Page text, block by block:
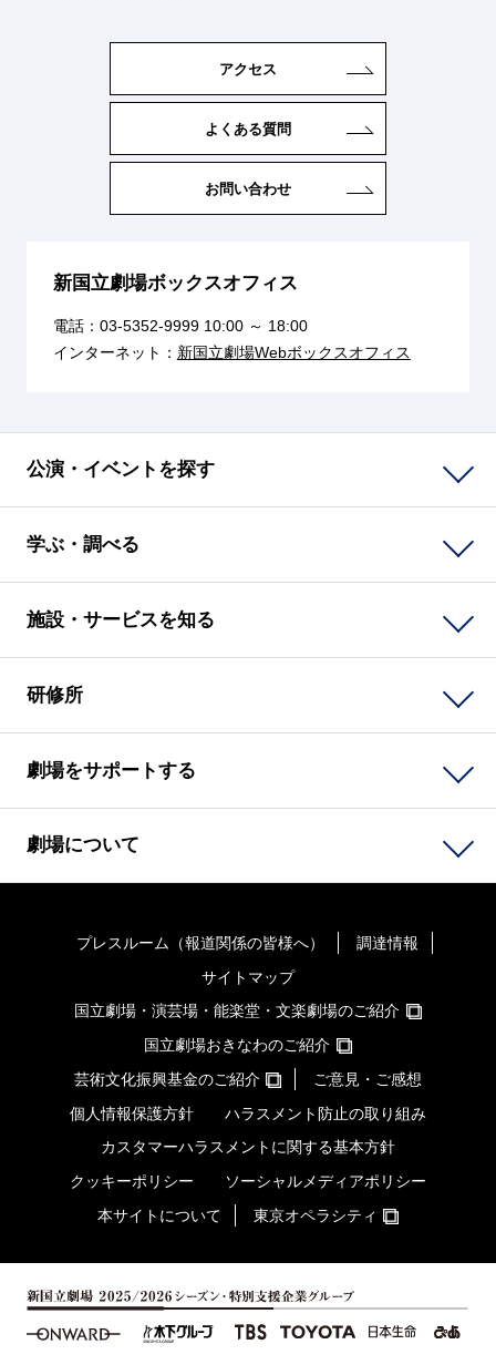
アクセス
よくある質問
お問い合わせ
新国立劇場ボックスオフィス
電話： 03-5352-999910:00 ～ 18:00
インターネット： 新国立劇場Webボックスオフィス
公演・イベントを探す
学ぶ・調べる
施設・サービスを知る
研修所
劇場をサポートする
劇場について
プレスルーム（報道関係の皆様へ）
調達情報
サイトマップ
国立劇場・演芸場・能楽堂・文楽劇場のご紹介
国立劇場おきなわのご紹介
芸術文化振興基金のご紹介
ご意見・ご感想
個人情報保護方針
ハラスメント防止の取り組み
カスタマーハラスメントに関する基本方針
クッキーポリシー
ソーシャルメディアポリシー
本サイトについて
東京オペラシティ